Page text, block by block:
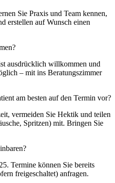
Sie Praxis und Team kennen,
erstellen auf Wunsch einen
ausdrücklich willkommen und
– mit ins Beratungszimmer
am besten auf den Termin vor?
vermeiden Sie Hektik und teilen
Spritzen) mit. Bringen Sie
Termine können Sie bereits
freigeschaltet) anfragen.